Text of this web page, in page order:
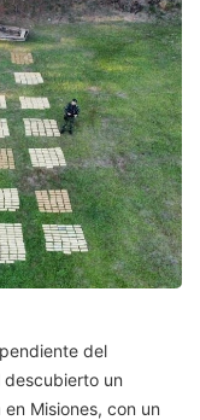
del
un
Misiones, con un